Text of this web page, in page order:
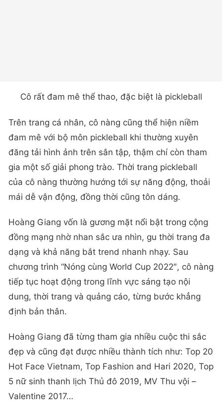
Cô rất đam mê thể thao, đặc biệt là pickleball
Trên trang cá nhân, cô nàng cũng thể hiện niềm
đam mê với bộ môn pickleball khi thường xuyên
đăng tải hình ảnh trên sân tập, thậm chí còn tham
gia một số giải phong trào. Thời trang pickleball
của cô nàng thường hướng tới sự năng động, thoải
mái dễ vận động, đồng thời cũng tôn dáng.
Hoàng Giang vốn là gương mặt nổi bật trong cộng
đồng mạng nhờ nhan sắc ưa nhìn, gu thời trang đa
dạng và khả năng bắt trend nhanh nhạy. Sau
chương trình “Nóng cùng World Cup 2022″, cô nàng
tiếp tục hoạt động trong lĩnh vực sáng tạo nội
dung, thời trang và quảng cáo, từng bước khẳng
định bản thân.
Hoàng Giang đã từng tham gia nhiều cuộc thi sắc
đẹp và cũng đạt được nhiều thành tích như: Top 20
Hot Face Vietnam, Top Fashion and Hari 2020, Top
5 nữ sinh thanh lịch Thủ đô 2019, MV Thu vội –
Valentine 2017…